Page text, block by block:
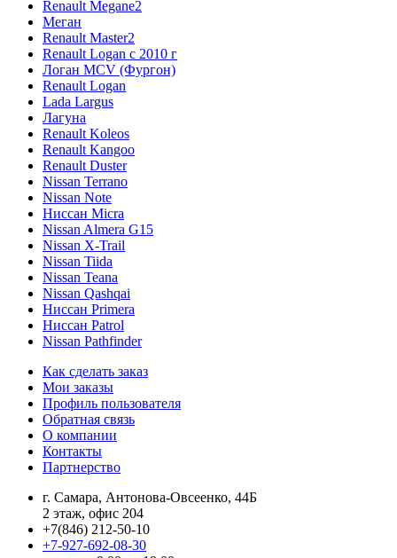
Renault Megane2
Меган
Renault Master2
Renault Logan c 2010 г
Логан МСV (Фургон)
Renault Logan
Lada Largus
Лагуна
Renault Koleos
Renault Kangoo
Renault Duster
Nissan Terrano
Nissan Note
Ниссан Micra
Nissan Almera G15
Nissan X-Trail
Nissan Tiida
Nissan Teana
Nissan Qashqai
Ниссан Primera
Ниссан Patrol
Nissan Pathfinder
Как сделать заказ
Мои заказы
Профиль пользователя
Обратная связь
О компании
Контакты
Партнерство
г. Самара, Антонова-Овсеенко, 44Б
2 этаж, офис 204
+7(846) 212-50-10
+7-927-692-08-30